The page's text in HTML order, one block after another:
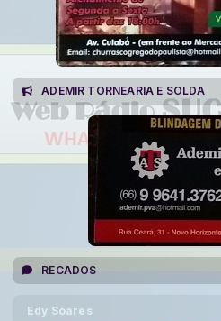
ADEMIR TORNEARIA E SOLDA
RECADOS
Edy Soares